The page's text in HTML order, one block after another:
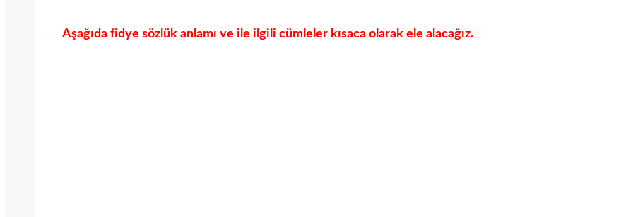
Aşağıda fidye sözlük anlamı ve ile ilgili cümleler kısaca olarak ele alacağız.